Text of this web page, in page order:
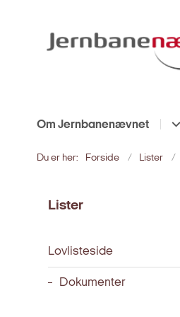
Om Jernbanenævnet
Du er her: Forside Lister
Lister
Lovlisteside
Dokumenter